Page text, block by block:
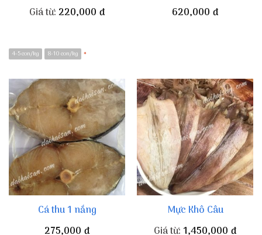
Giá từ:220,000 đ
4-5 con/kg 8-10 con/kg *
620,000 đ
Cá thu 1 nắng
275,000 đ
Mực Khô Câu
Giá từ: 1,450,000 đ